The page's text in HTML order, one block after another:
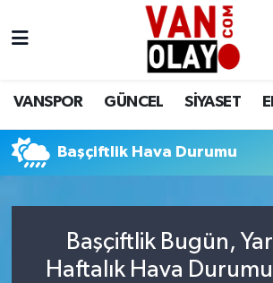
VANSPOR GÜNCEL SİYASET
Başçiftlik Hava Durumu
Başçiftlik Bugün,
Haftalık Hava
Siyaset
Ekonomi
Sağlık
Van Nöbetçi Eczaneler
Van Namaz Vakitleri
Van Trafik Yoğunluk Haritası
Süper Lig Puan Durumu ve